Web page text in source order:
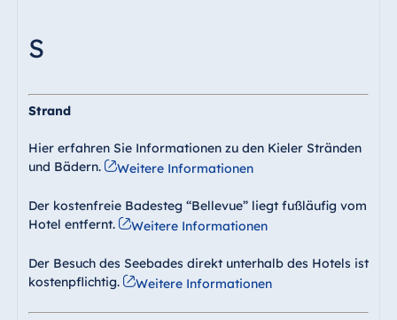
S
Strand
Hier erfahren Sie Informationen zu den Kieler Stränden
und Bädern.
Weitere Informationen
Der kostenfreie Badesteg “Bellevue” liegt fußläufig vom
Hotel entfernt.
Weitere Informationen
Der Besuch des Seebades direkt unterhalb des Hotels ist
kostenpflichtig.
Weitere Informationen